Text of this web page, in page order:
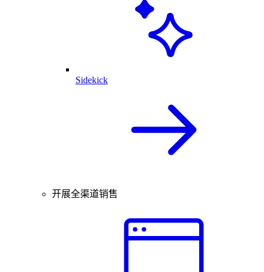
Sidekick
开展全渠道销售